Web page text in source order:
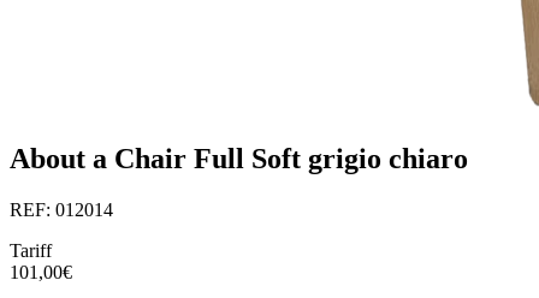
About a Chair Full Soft grigio chiaro
REF: 012014
Tariff
101,00€